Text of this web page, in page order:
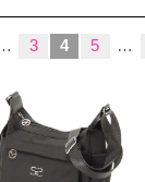
3 4 5 …